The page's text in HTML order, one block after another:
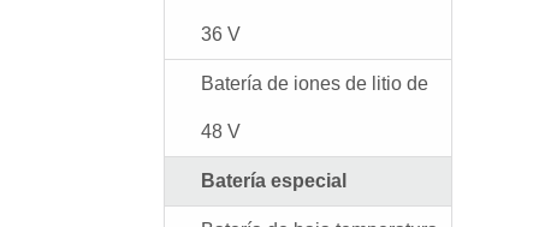
36 V
Batería de iones de litio de
48 V
Batería especial